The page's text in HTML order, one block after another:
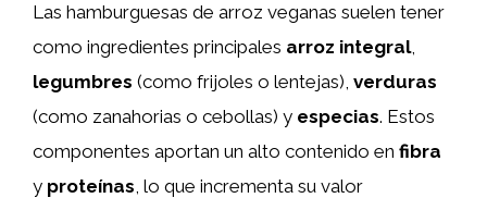
Las hamburguesas de arroz veganas suelen tener
como ingredientes principales arroz integral,
legumbres (como frijoles o lentejas), verduras
(como zanahorias o cebollas) y especias. Estos
componentes aportan un alto contenido en fibra
y proteínas, lo que incrementa su valor